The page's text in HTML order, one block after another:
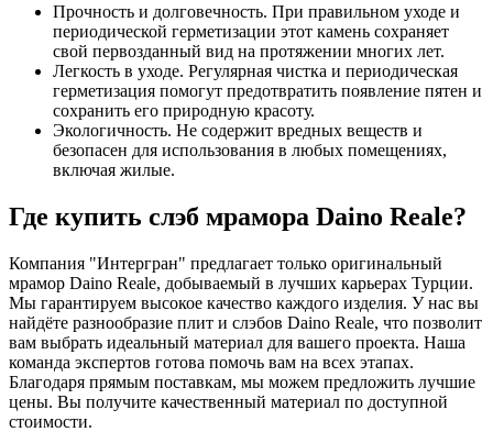
Прочность и долговечность. При правильном уходе и
периодической герметизации этот камень сохраняет
свой первозданный вид на протяжении многих лет.
Легкость в уходе. Регулярная чистка и периодическая
герметизация помогут предотвратить появление пятен и
сохранить его природную красоту.
Экологичность. Не содержит вредных веществ и
безопасен для использования в любых помещениях,
включая жилые.
Где купить слэб мрамора Daino Reale?
Компания "Интергран" предлагает только оригинальный
мрамор Daino Reale, добываемый в лучших карьерах Турции.
Мы гарантируем высокое качество каждого изделия. У нас вы
найдёте разнообразие плит и слэбов Daino Reale, что позволит
вам выбрать идеальный материал для вашего проекта. Наша
команда экспертов готова помочь вам на всех этапах.
Благодаря прямым поставкам, мы можем предложить лучшие
цены. Вы получите качественный материал по доступной
стоимости.